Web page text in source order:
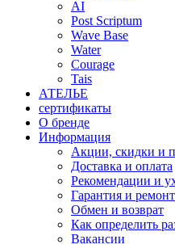
AI
Post Scriptum
Wave Base
Water
Courage
Tais
АТЕЛЬЕ
сертификаты
О бренде
Информация
Акции, скидки и
Доставка и оплата
Рекомендации и
Гарантия и ремонт
Обмен и возврат
Как определить
Вакансии